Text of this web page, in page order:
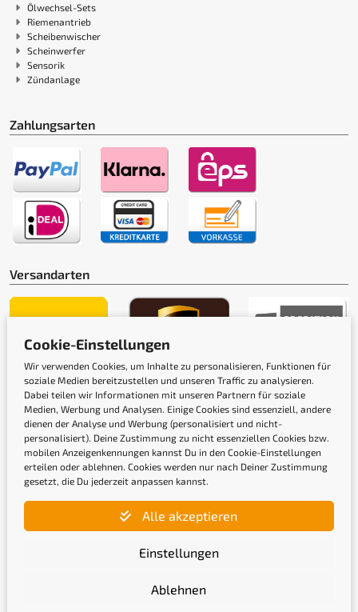
Ölwechsel-Sets
Riemenantrieb
Scheibenwischer
Scheinwerfer
Sensorik
Zündanlage
Zahlungsarten
Versandarten
Gütesiegel
Cookie-Einstellungen
Wir verwenden Cookies, um Inhalte zu personalisieren, Funktionen für
soziale Medien bereitzustellen und unseren Traffic zu analysieren.
Dabei teilen wir Informationen mit unseren Partnern für soziale
Medien, Werbung und Analysen. Einige Cookies sind essenziell, andere
dienen der Analyse und Werbung (personalisiert und nicht-
personalisiert). Deine Zustimmung zu nicht essenziellen Cookies bzw.
mobilen Anzeigenkennungen kannst Du in den Cookie-Einstellungen
erteilen oder ablehnen. Cookies werden nur nach Deiner Zustimmung
gesetzt, die Du jederzeit anpassen kannst.
Alle akzeptieren
Einstellungen
Ablehnen